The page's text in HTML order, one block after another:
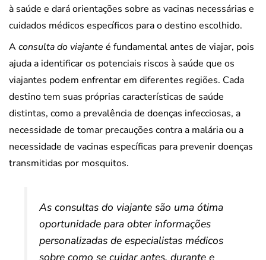
à saúde e dará orientações sobre as vacinas necessárias e
cuidados médicos específicos para o destino escolhido.
Aconsulta do viajante é fundamental antes de viajar, pois
ajuda a identificar os potenciais riscos à saúde que os
viajantes podem enfrentar em diferentes regiões. Cada
destino tem suas próprias características de saúde
distintas, como a prevalência de doenças infecciosas, a
necessidade de tomar precauções contra a malária ou a
necessidade de vacinas específicas para prevenir doenças
transmitidas por mosquitos.
As consultas do viajante são uma ótima
oportunidade para obter informações
personalizadas de especialistas médicos